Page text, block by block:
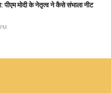
मोदी के नेतृत्व ने कैसे संभाला नीट